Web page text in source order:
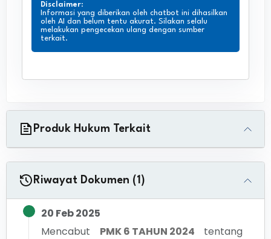
Disclaimer:
Informasi yang diberikan oleh chatbot ini dihasilkan
oleh AI dan belum tentu akurat. Silakan selalu
melakukan pengecekan ulang dengan sumber
terkait.
Produk Hukum Terkait
Riwayat Dokumen (1)
20 Feb 2025
Mencabut
PMK 6 TAHUN 2024
tentang